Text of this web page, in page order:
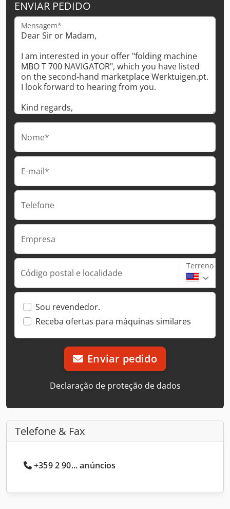
ENVIAR PEDIDO
Mensagem*
Nome*
E-mail*
Telefone
Empresa
Código postal e localidade
Terreno
Sou revendedor.
Receba ofertas para máquinas similares
Enviar pedido
Declaração de proteção de dados
Telefone & Fax
+359 2 90... anúncios